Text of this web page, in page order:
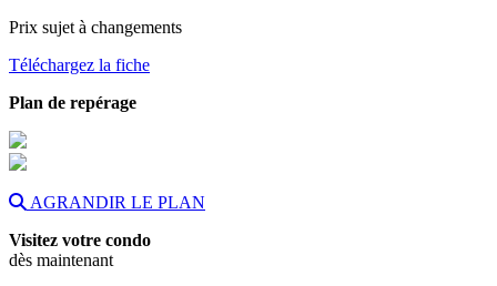
Prix sujet à changements
Téléchargez la fiche
Plan de repérage
AGRANDIR LE PLAN
Visitez votre condo
dès maintenant